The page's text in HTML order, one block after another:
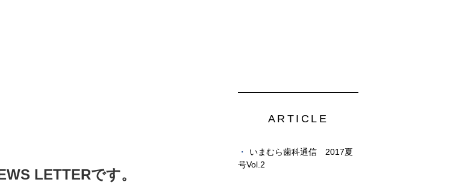
LETTERです。
ARTICLE
いまむら歯科通信 2017夏
号Vol.2